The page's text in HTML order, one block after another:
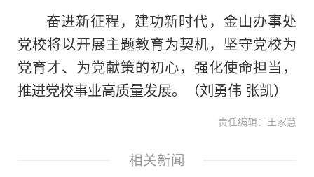
奋进新征程，建功新时代，金山办事处
党校将以开展主题教育为契机，坚守党校为
党育才、为党献策的初心，强化使命担当，
推进党校事业高质量发展。（刘勇伟 张凯）
责任编辑：王家慧
相关新闻